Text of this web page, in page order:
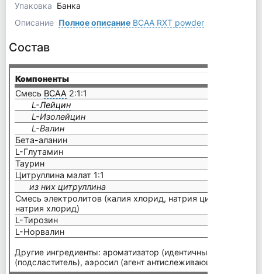
Упаковка Банка
Описание Полное описаниеBCAA RXT powder
Состав
Компоненты
Смесь BCAA 2:1:1
L-Лейцин
L-Изолейцин
L-Валин
Бета-аланин
L-Глутамин
Таурин
Цитруллина малат 1:1
из них цитруллина
Смесь электролитов (калия хлорид, натрия цитрат,
натрия хлорид)
L-Тирозин
L-Норвалин
Другие ингредиенты: ароматизатор (идентичный
(подсластитель), аэросил (агент антислеживающий),